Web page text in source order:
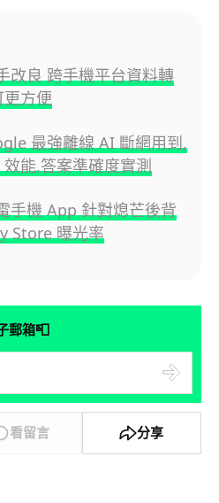
改良 跨手機平台資料轉
方便
最強離線 AI 斷網用到,
能,答案準確度實測
手機 App 針對熄芒後背
Store 曝光率
郵箱📮
看留言 分享